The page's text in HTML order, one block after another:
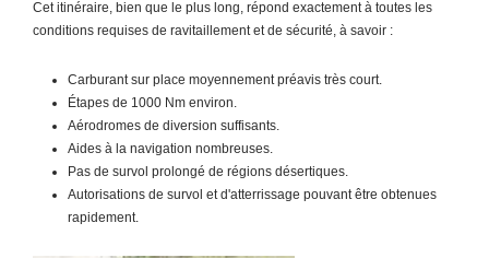
Cet itinéraire, bien que le plus long, répond exactement à toutes les
conditions requises de ravitaillement et de sécurité, à savoir :
Carburant sur place moyennement préavis très court.
Étapes de 1000 Nm environ.
Aérodromes de diversion suffisants.
Aides à la navigation nombreuses.
Pas de survol prolongé de régions désertiques.
Autorisations de survol et d'atterrissage pouvant être obtenues
rapidement.